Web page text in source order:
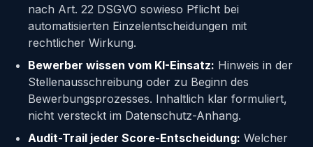
nach Art. 22 DSGVO sowieso Pflicht bei
automatisierten Einzelentscheidungen mit
rechtlicher Wirkung.
Bewerber wissen vom KI-Einsatz: Hinweis in der
Stellenausschreibung oder zu Beginn des
Bewerbungsprozesses. Inhaltlich klar formuliert,
nicht versteckt im Datenschutz-Anhang.
Audit-Trail jeder Score-Entscheidung: Welcher